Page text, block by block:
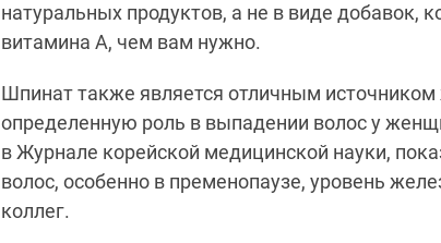
натуральных продуктов, а не в виде добавок,
витамина А, чем вам нужно.
Шпинаттакже является отличным
определенную роль в выпадении волос у
вЖурнале корейской медицинской науки,
волос, особенно в пременопаузе, уровень
коллег.